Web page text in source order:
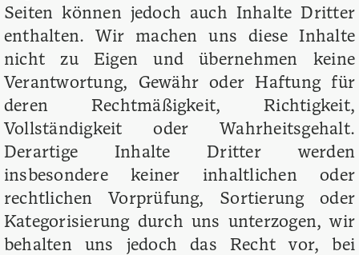
Seiten können jedoch auch Inhalte Dritter
enthalten. Wir machen uns diese Inhalte
nicht zu Eigen und übernehmen keine
Verantwortung, Gewähr oder Haftung für
deren Rechtmäßigkeit, Richtigkeit,
Vollständigkeit oder Wahrheitsgehalt.
Derartige Inhalte Dritter werden
insbesondere keiner inhaltlichen oder
rechtlichen Vorprüfung, Sortierung oder
Kategorisierung durch uns unterzogen, wir
behalten uns jedoch das Recht vor, bei